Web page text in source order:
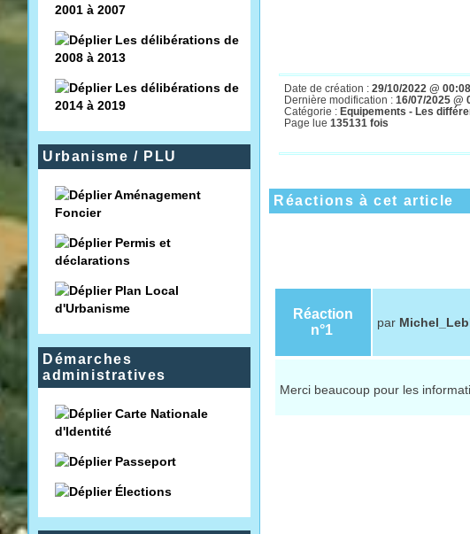
2001 à 2007
Les délibérations de
2008 à 2013
Les délibérations de
2014 à 2019
Urbanisme / PLU
Aménagement
Foncier
Permis et
déclarations
Plan Local
d'Urbanisme
Démarches
administratives
Carte Nationale
d'Identité
Passeport
Élections
Date de création : 29/10/2022 @ 00:08
Dernière modification : 16/07/2025 @
Catégorie : Equipements - Les
Page lue 135131 fois
Réactions à cet article
Réaction
n°1
par
Merci beaucoup pour les